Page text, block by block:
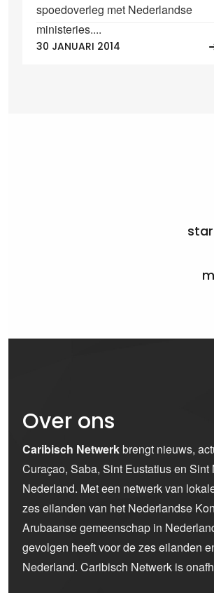
spoedoverleg met Nederlandse
ministeries....
30 JANUARI 2014
Over ons
Caribisch Netwerkbrengt nieuws,
Curaçao, Saba, Sint Eustatius en
Nederland. Met een netwerk van
zes eilanden van het Nederlandse
Arubaanse gemeenschap in
gevolgen heeft voor de zes eilanden
Nederland. Caribisch Netwerk is